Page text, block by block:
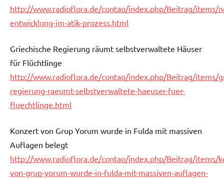
http://www.radioflora.de/contao/index.php/Beitrag/items/
entwicklung-im-atik-prozess.html
Griechische Regierung räumt selbstverwaltete Häuser
für Flüchtlinge
http://www.radioflora.de/contao/index.php/Beitrag/items/
regierung-raeumt-selbstverwaltete-haeuser-fuer-
fluechtlinge.html
Konzert von Grup Yorum wurde in Fulda mit massiven
Auflagen belegt
http://www.radioflora.de/contao/index.php/Beitrag/items/
von-grup-yorum-wurde-in-fulda-mit-massiven-auflagen-